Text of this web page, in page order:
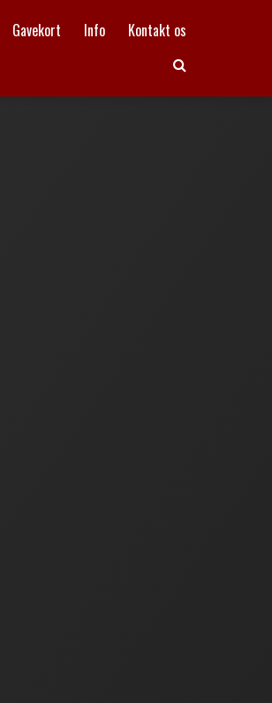
Gavekort Info Kontakt os